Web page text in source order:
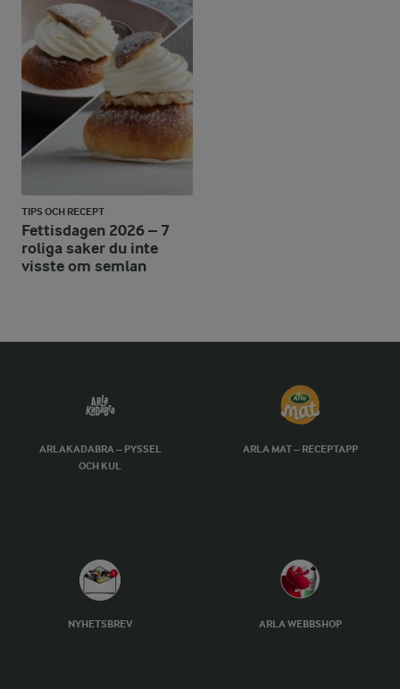
TIPS OCH RECEPT
Fettisdagen 2026 – 7
roliga saker du inte
visste om semlan
ARLAKADABRA – PYSSEL
OCH KUL
ARLA MAT – RECEPTAPP
NYHETSBREV ARLA WEBBSHOP